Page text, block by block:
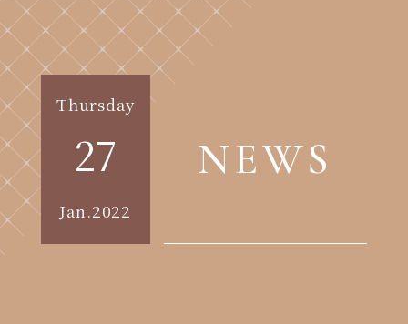
Thursday
27
Jan.2022
NEWS